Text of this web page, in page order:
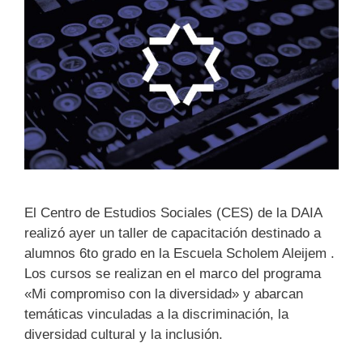
El Centro de Estudios Sociales (CES) de la DAIA
realizó ayer un taller de capacitación destinado a
alumnos 6to grado en la Escuela Scholem Aleijem .
Los cursos se realizan en el marco del programa
«Mi compromiso con la diversidad» y abarcan
temáticas vinculadas a la discriminación, la
diversidad cultural y la inclusión.